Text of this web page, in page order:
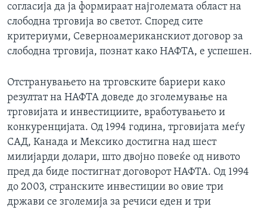
навигација
Пребарувај
ПОЛИТИКА
ЗДРАВЈЕ
НАУКА
ИНТЕРВЈУА
ВЕСТИ ОД САД ВО МИНУТА - АРХИВА
ИЗБОРИ ВО САД 2020 - АРХИВА
Learning English
НАКУСО...
Јазици
согласија да ја формираат најголемата област на
слободна трговија во светот. Според сите
критериуми, Северноамериканскиот договор за
слободна трговија, познат како НАФТА, е успешен.
Отстранувањето на трговските бариери како
резултат на НАФТА доведе до зголемување на
трговијата и инвестициите, вработувањето и
конкуренцијата. Од 1994 година, трговијата меѓу
САД, Канада и Мексико достигна над шест
милијарди долари, што двојно повеќе од нивото
пред да биде постигнат договорот НАФТА. Од 1994
до 2003, странските инвестиции во овие три
држави се зголемија за речиси еден и три